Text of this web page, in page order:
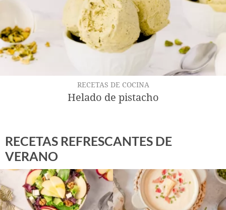
RECETAS DE COCINA
Helado de pistacho
RECETAS REFRESCANTES DE
VERANO